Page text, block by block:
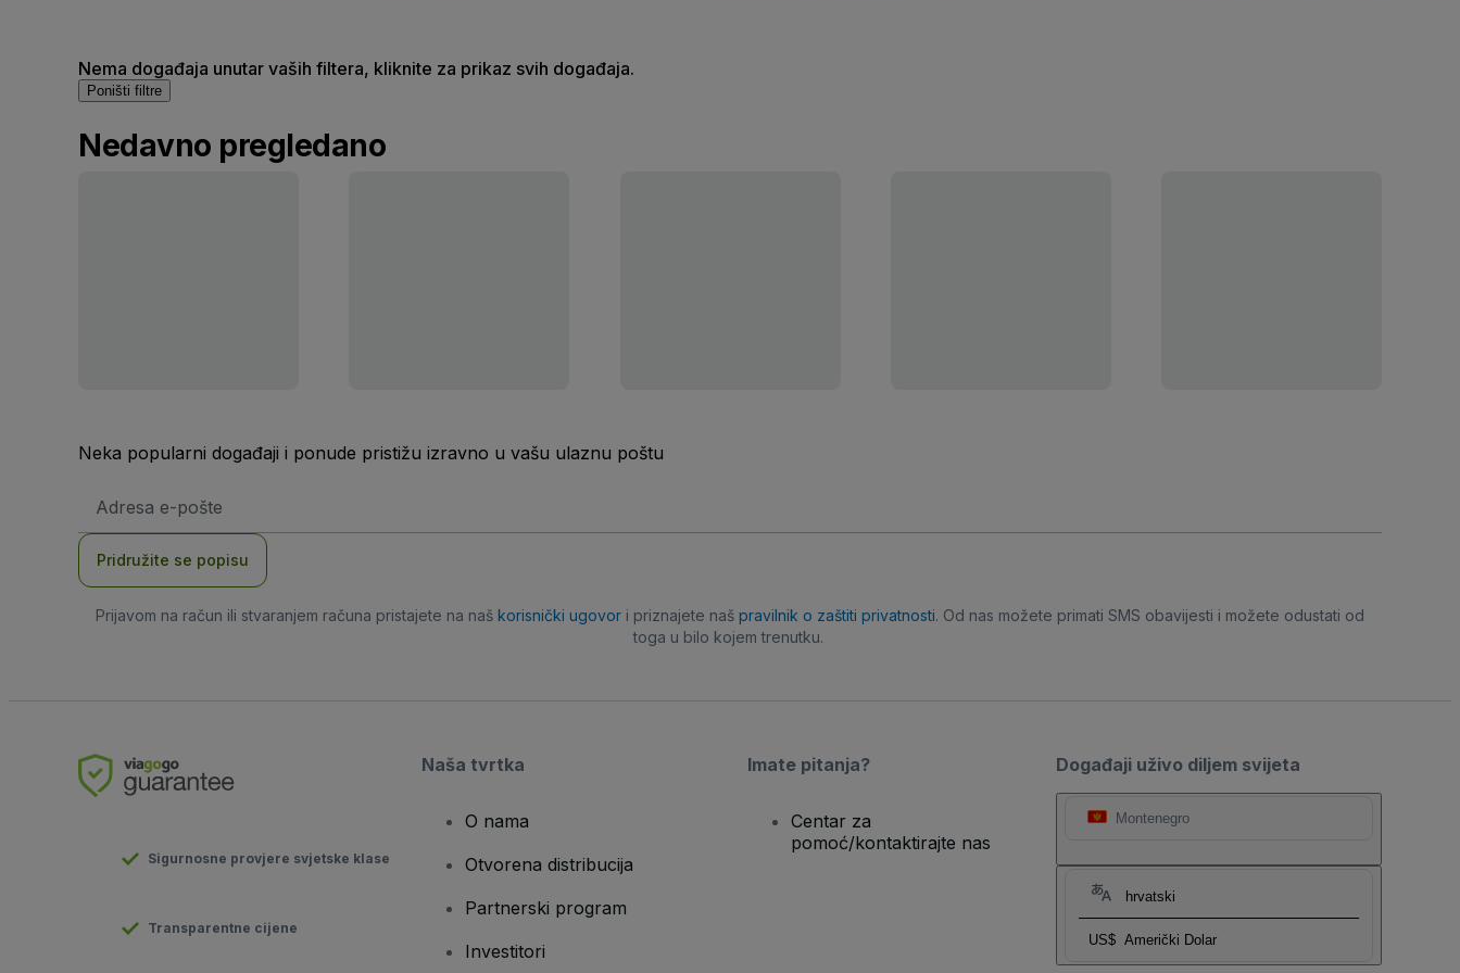
Nema događaja unutar vaših filtera, kliknite za prikaz svih događaja.
Poništi filtre
Nedavno pregledano
Neka popularni događaji i ponude pristižu izravno u vašu ulaznu poštu
mail
Pridružite se popisu
Prijavom na račun ili stvaranjem računa pristajete na naš korisnički ugovor i priznajete naš pravilnik o zaštiti privatnosti. Od nas možete primati SMS obavijesti i možete odustati od
toga u bilo kojem trenutku.
Događaji uživo diljem svijeta
Montenegro
hrvatski
US$ Američki Dolar
Sigurnosne provjere svjetske klase
Transparentne cijene
Naša tvrtka
O nama
Otvorena distribucija
Partnerski program
Investitori
Imate pitanja?
Centar za
pomoć/kontaktirajte nas